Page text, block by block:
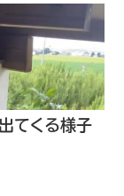
てくる様子